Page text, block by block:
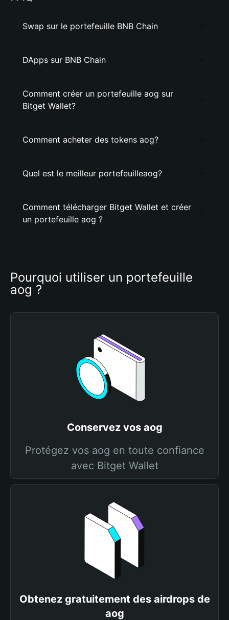
Swap sur le portefeuille BNB Chain
DApps sur BNB Chain
Comment créer un portefeuille aog sur
Bitget Wallet?
Comment acheter des tokens aog?
Quel est le meilleur portefeuilleaog?
Comment télécharger Bitget Wallet et créer
un portefeuille aog ?
Pourquoi utiliser un portefeuille
aog ?
Conservez vos aog
Protégez vos aog en toute confiance
avec Bitget Wallet
Obtenez gratuitement des airdrops de
aog